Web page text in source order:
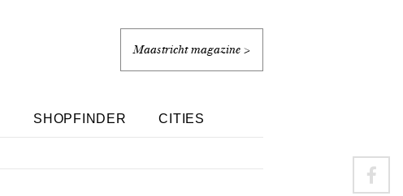
Maastricht magazine >
SHOPFINDER CITIES